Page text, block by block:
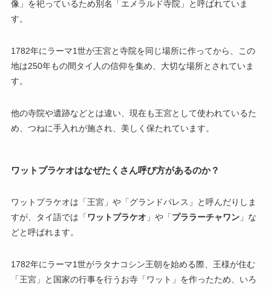
像」を祀っているため別名「エメラルド寺院」と呼ばれていま
す。
1782年にラーマ1世が王宮と寺院を同じ場所に作ってから、この
地は250年もの間タイ人の信仰を集め、大切な場所とされていま
す。
他の寺院や遺跡などとは違い、現在も王宮として使われているた
め、つねに手入れが施され、美しく保たれています。
ワットプラケオはなぜたくさん呼び方があるのか？
ワットプラケオは「王宮」や「グランドパレス」と呼んだりしま
すが、タイ語では「 ワットプラケオ 」や「プララーチャワン」な
どと呼ばれます。
1782年にラーマ1世がラタナコシン王朝を始める際、王様が住む
「王宮」と国家の行事を行うお寺「ワット」を作ったため、いろ